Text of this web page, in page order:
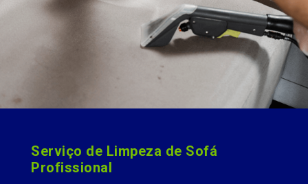
Serviço de Limpeza de Sofá
Profissional